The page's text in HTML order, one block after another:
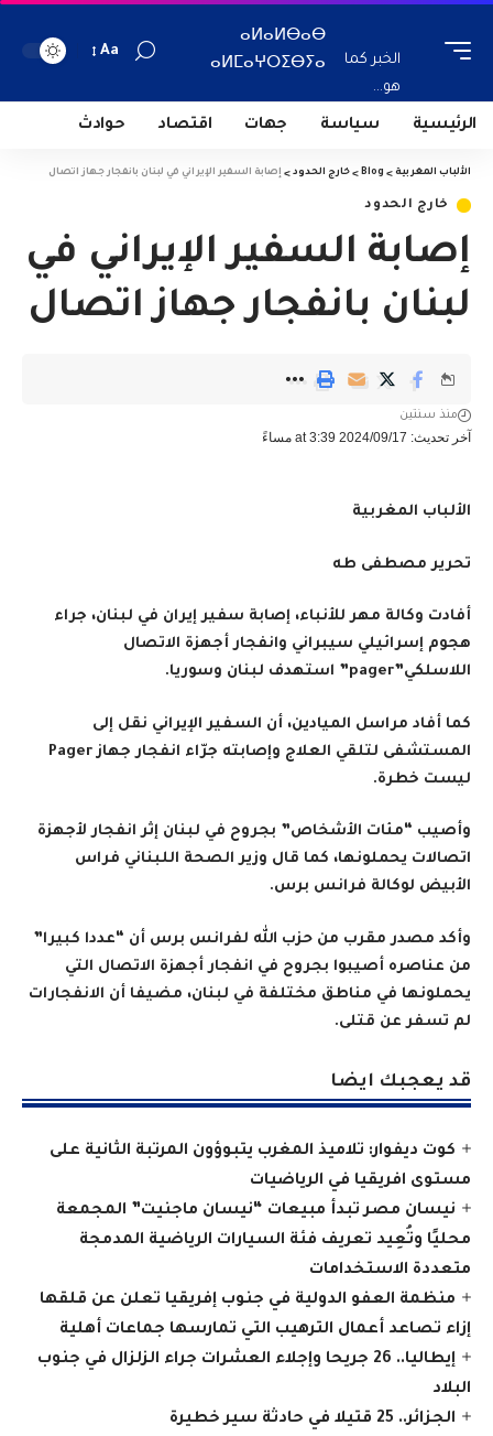
الخبر كما
هو...
ⴰⵍⴰⵍⴱⴰⴱ
ⴰⵍⵎⴰⵖⵔⵉⴱⵢⴰ
Aa
الرئيسية سياسة جهات اقتصاد حوادث
الألباب المغربية >
Blog
> خارج الحدود > إصابة السفير الإيراني في لبنان بانفجار جهاز اتصال
خارج الحدود
إصابة السفير الإيراني في
لبنان بانفجار جهاز اتصال
آخر تحديث: 2024/09/17 at 3:39 مساءً
منذ سنتين
الألباب المغربية
تحرير مصطفى طه
أفادت وكالة مهر للأنباء، إصابة سفير إيران في لبنان، جراء
هجوم إسرائيلي سيبراني وانفجار أجهزة الاتصال
اللاسلكي”pager” استهدف لبنان وسوريا.
كما أفاد مراسل الميادين، أن السفير الإيراني نقل إلى
المستشفى لتلقي العلاج وإصابته جرّاء انفجار جهاز Pager
ليست خطرة.
وأصيب “مئات الأشخاص” بجروح في لبنان إثر انفجار لأجهزة
اتصالات يحملونها، كما قال وزير الصحة اللبناني فراس
الأبيض لوكالة فرانس برس.
وأكد مصدر مقرب من حزب الله لفرانس برس أن “عددا كبيرا”
من عناصره أصيبوا بجروح في انفجار أجهزة الاتصال التي
يحملونها في مناطق مختلفة في لبنان، مضيفا أن الانفجارات
لم تسفر عن قتلى.
قد يعجبك ايضا
كوت ديفوار: تلاميذ المغرب يتبوؤون المرتبة الثانية على
مستوى افريقيا في الرياضيات
نيسان مصر تبدأ مبيعات “نيسان ماجنيت” المجمعة
محليًا وتُعِيد تعريف فئة السيارات الرياضية المدمجة
متعددة الاستخدامات
منظمة العفو الدولية في جنوب إفريقيا تعلن عن قلقها
إزاء تصاعد أعمال الترهيب التي تمارسها جماعات أهلية
إيطاليا.. 26 جريحا وإجلاء العشرات جراء الزلزال في جنوب
البلاد
الجزائر.. 25 قتيلا في حادثة سير خطيرة